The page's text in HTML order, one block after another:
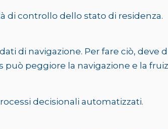
di controllo dello stato di residenza.
di navigazione. Per fare ciò,
peggiore la navigazione e la
decisionali automatizzati.